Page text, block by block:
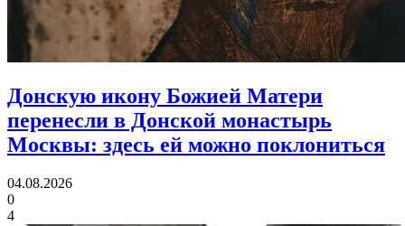
Донскую икону Божией Матери
перенесли в Донской монастырь
Москвы: здесь ей можно поклониться
04.08.2026
0
4